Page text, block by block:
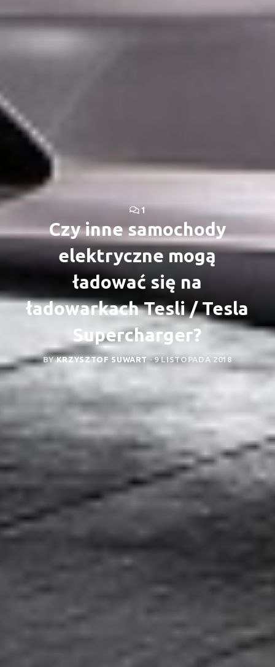
1
Czy inne samochody
elektryczne mogą
ładować się na
ładowarkach Tesli / Tesla
Supercharger?
BYKRZYSZTOF SUWART ·9 LISTOPADA 2018